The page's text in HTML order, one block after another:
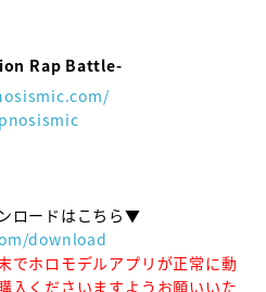
Rap Battle-
download
でホロモデルアプリが正常に動
入くださいますようお願いいた